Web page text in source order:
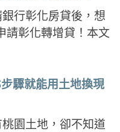
銀行彰化房貸後，想
請彰化轉增貸！本文
驟就能用土地換現
桃園土地，卻不知道